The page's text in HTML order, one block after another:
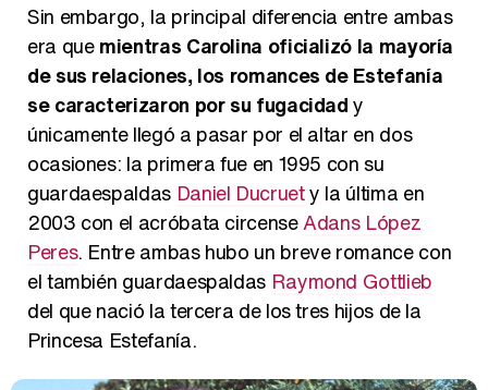
Sin embargo, la principal diferencia entre ambas
era quemientras Carolina oficializó la mayoría
de sus relaciones, los romances de Estefanía
se caracterizaron por su fugacidady
únicamente llegó a pasar por el altar en dos
ocasiones: la primera fue en 1995 con su
guardaespaldas Daniel Ducruety la última en
2003 con el acróbata circenseAdans López
Peres. Entre ambas hubo un breve romance con
el también guardaespaldas Raymond Gottlieb
del que nació la tercera de los tres hijos de la
Princesa Estefanía.